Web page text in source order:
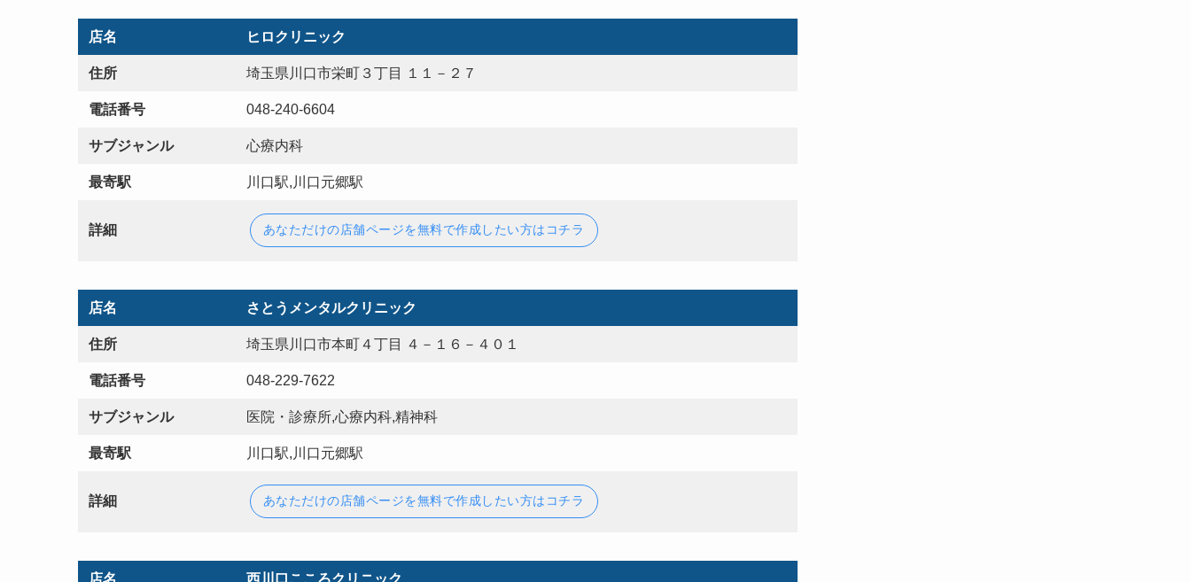
店名 ヒロクリニック
住所 埼玉県川口市栄町３丁目 １１－２７
電話番号 048-240-6604
サブジャンル 心療内科
最寄駅 川口駅,川口元郷駅
詳細 あなただけの店舗ページを無料で作成したい方はコチラ
店名 さとうメンタルクリニック
住所 埼玉県川口市本町４丁目 ４－１６－４０１
電話番号 048-229-7622
サブジャンル 医院・診療所,心療内科,精神科
最寄駅 川口駅,川口元郷駅
詳細 あなただけの店舗ページを無料で作成したい方はコチラ
店名 西川口こころクリニック